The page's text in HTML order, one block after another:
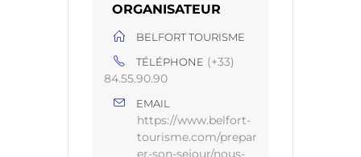
ORGANISATEUR
BELFORT TOURISME
TÉLÉPHONE (+33)
84.55.90.90
EMAIL
https://www.belfort-
tourisme.com/prepar
er-son-sejour/nous-